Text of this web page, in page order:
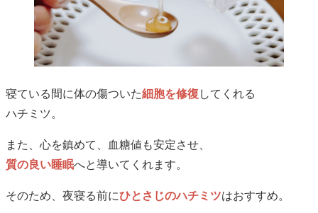
寝ている間に体の傷ついた細胞を修復 してくれる
ハチミツ。
また、心を鎮めて、血糖値も安定させ、
質の良い睡眠へと導いてくれます。
そのため、夜寝る前にひとさじのハチミツはおすすめ。